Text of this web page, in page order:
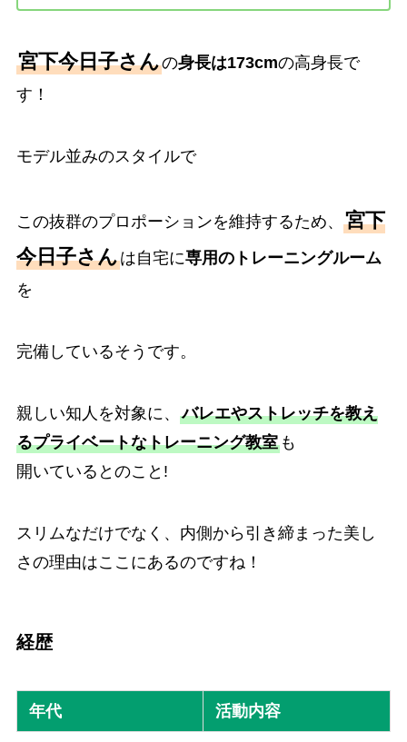
宮下今日子さんの身長は173cmの高身長で
す！
モデル並みのスタイルで
この抜群のプロポーションを維持するため、 宮下
今日子さんは自宅に専用のトレーニングルーム
を
完備しているそうです。
親しい知人を対象に、 バレエやストレッチを教え
るプライベートなトレーニング教室も
開いているとのこと!
スリムなだけでなく、内側から引き締まった美し
さの理由はここにあるのですね！
経歴
年代 活動内容